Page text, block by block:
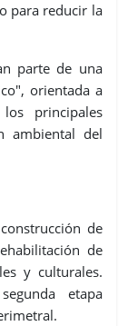
para reducir la
parte de una
orientada a
principales
ambiental del
de
de
y culturales.
etapa